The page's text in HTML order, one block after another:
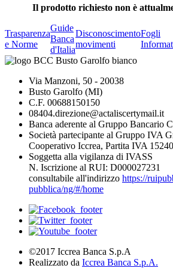
Il prodotto richiesto non è
Trasparenza
e Norme
Guide
Banca
d'Italia
Disconoscimento
movimenti
Fogli
Via Manzoni, 50 - 20038
Busto Garolfo (MI)
C.F. 00688150150
08404.direzione@actaliscertymail.it
Banca aderente al Gruppo Bancario
Società partecipante al Gruppo IVA
Cooperativo Iccrea, Partita IVA
Soggetta alla vigilanza di IVASS
N. Iscrizione al RUI: D000027231
consultabile all'indirizzo https://
pubblica/ng/#/home
©2017 Iccrea Banca S.p.A
Realizzato da Iccrea Banca S.p.A.